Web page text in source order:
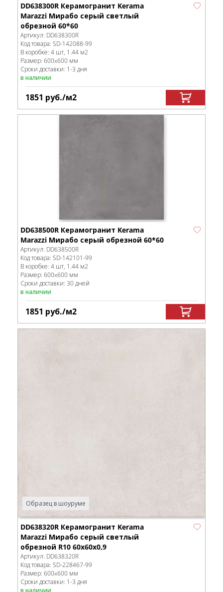
DD638300R Керамогранит Kerama
Marazzi Мирабо серый светлый
обрезной 60*60
Артикул: DD638300R
Код товара: SD-142088-99
В коробке: 4 шт, 1.44 м2
Размер: 600x600 мм
Сроки доставки: 1-3 дня
в наличии
1851 руб./м2
DD638500R Керамогранит Kerama
Marazzi Мирабо серый обрезной 60*60
Артикул: DD638500R
Код товара: SD-142101-99
В коробке: 4 шт, 1.44 м2
Размер: 600x600 мм
Сроки доставки: 30 дней
в наличии
1851 руб./м2
Образец в шоуруме
DD638320R Керамогранит Kerama
Marazzi Мирабо серый светлый
обрезной R10 60x60x0,9
Артикул: DD638320R
Код товара: SD-228467-99
Размер: 600x600 мм
Сроки доставки: 1-3 дня
в наличии